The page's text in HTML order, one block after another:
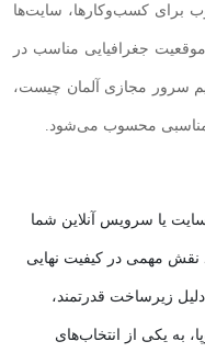
برای کسب‌وکارها، سایت‌ها
جغرافیایی مناسب در
سرور مجازی آلمان چیست،
مناسبی محسوب می‌شود.
یا سرویس آنلاین شما
نقش مهمی در کیفیت نهایی
زیرساخت قدرتمند،
به یکی از انتخاب‌های